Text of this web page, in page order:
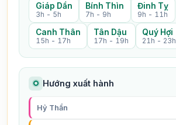
Giáp Dần
3h - 5h
Bính Thìn
7h - 9h
Đinh Tỵ
9h - 11h
Canh Thân
15h - 17h
Tân Dậu
17h - 19h
Quý Hợi
21h - 23h
Hướng xuất hành
Hỷ Thần